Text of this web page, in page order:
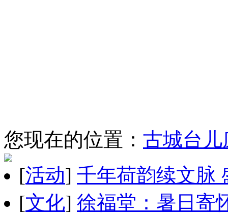
您现在的位置： 古城台儿
[活动] 千年荷韵续文脉
[文化] 徐福堂：暑日寄